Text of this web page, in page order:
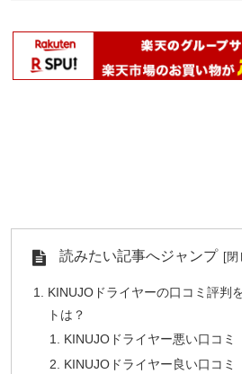
読みたい記事へジャンプ
KINUJOドライヤーの口コミ評判
トは？
KINUJOドライヤー悪い口コミ
KINUJOドライヤー良い口コミ